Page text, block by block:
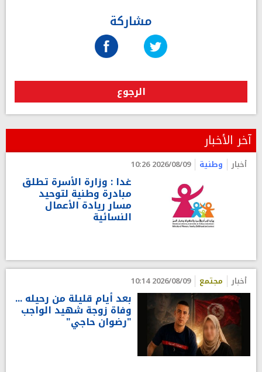
مشاركة
الرجوع
آخر الأخبار
أخبار وطنية 2026/08/09 10:26
غدا : وزارة الأسرة تطلق
مبادرة وطنية لتوحيد
مسار ريادة الأعمال
النسائية
أخبار مجتمع 2026/08/09 10:14
بعد أيام قليلة من رحيله ...
وفاة زوجة شهيد الواجب
"رضوان حاجي"